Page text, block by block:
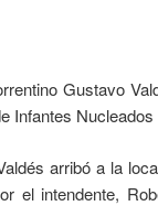
Gustavo
Infantes
arribó a la
el intendente,